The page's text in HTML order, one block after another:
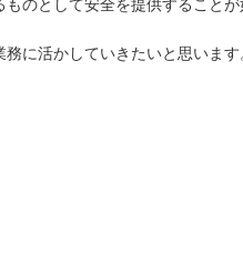
に活かしていきたいと思いま